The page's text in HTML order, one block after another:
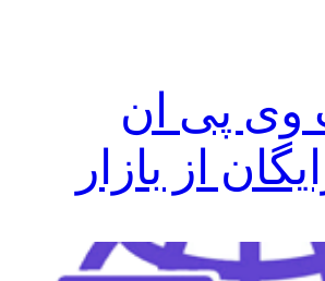
وی پی ان
از بازار